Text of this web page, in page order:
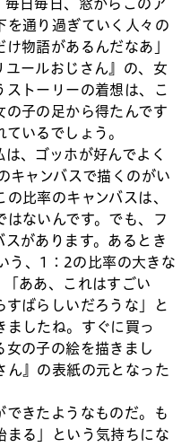
日毎日、窓からこのア
を通り過ぎていく人々の
物語があるんだなあ」
ユールおじさん』の、女
ストーリーの着想は、こ
の子の足から得たんです
いるでしょう。
、ゴッホが好んでよく
キャンバスで描くのがい
比率のキャンバスは、
はないんです。でも、フ
スがあります。あるとき
、1：2の比率の大きな
ああ、これはすごい
すばらしいだろうな」と
ましたね。すぐに買っ
女の子の絵を描きまし
ん』の表紙の元となった
できたようなものだ。も
まる」という気持ちにな